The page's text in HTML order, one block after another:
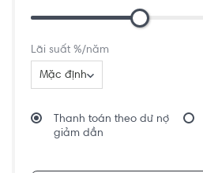
Lãi suất %/năm
Mặc định
Thanh toán theo dư nợ
giảm dần